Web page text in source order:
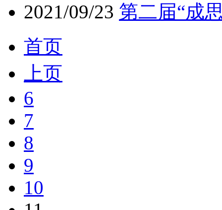
2021/09/23 第二届“成
首页
上页
6
7
8
9
10